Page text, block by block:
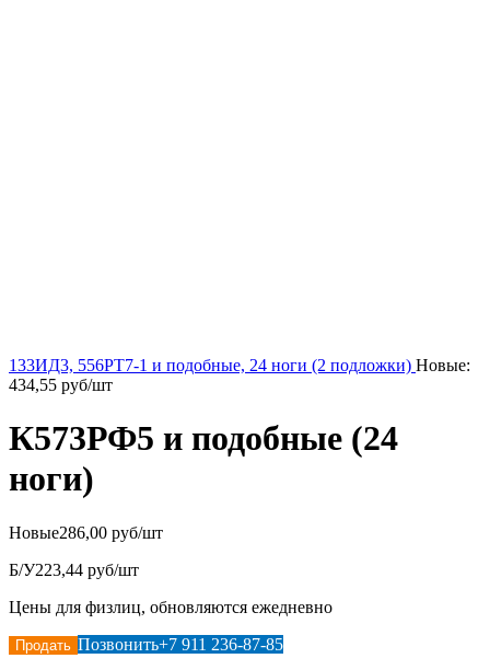
133ИД3, 556РТ7-1 и подобные, 24 ноги (2 подложки) Новые:
434,55 руб/шт
К573РФ5 и подобные (24
ноги)
Новые286,00 руб/шт
Б/У223,44 руб/шт
Цены для физлиц, обновляются ежедневно
Продать Позвонить+7 911 236-87-85